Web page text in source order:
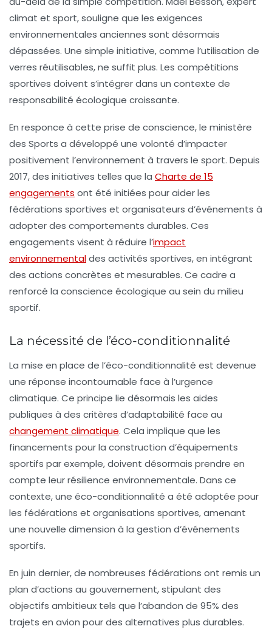
climat et sport, souligne que les exigences
environnementales anciennes sont désormais
dépassées. Une simple initiative, comme l’utilisation de
verres réutilisables, ne suffit plus. Les compétitions
sportives doivent s’intégrer dans un contexte de
responsabilité écologique croissante.
En responce à cette prise de conscience, le ministère
des Sports a développé une volonté d’impacter
positivement l’environnement à travers le sport. Depuis
2017, des initiatives telles que la Charte de 15
engagements ont été initiées pour aider les
fédérations sportives et organisateurs d’événements à
adopter des comportements durables. Ces
engagements visent à réduire l’impact
environnementaldes activités sportives, en intégrant
des actions concrètes et mesurables. Ce cadre a
renforcé la conscience écologique au sein du milieu
sportif.
La nécessité de l’éco-conditionnalité
La mise en place de l’éco-conditionnalité est devenue
une réponse incontournable face à l’urgence
climatique. Ce principe lie désormais les aides
publiques à des critères d’adaptabilité face au
changement climatique. Cela implique que les
financements pour la construction d’équipements
sportifs par exemple, doivent désormais prendre en
compte leur résilience environnementale. Dans ce
contexte, une éco-conditionnalité a été adoptée pour
les fédérations et organisations sportives, amenant
une nouvelle dimension à la gestion d’événements
sportifs.
En juin dernier, de nombreuses fédérations ont remis un
plan d’actions au gouvernement, stipulant des
objectifs ambitieux tels que l’abandon de 95% des
trajets en avion pour des alternatives plus durables.